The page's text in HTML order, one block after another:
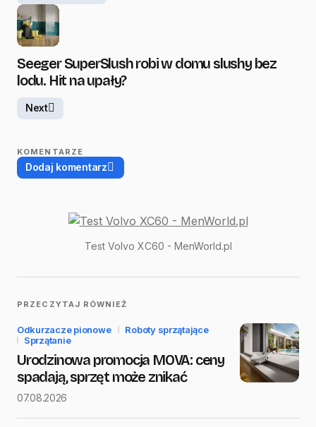
Seeger SuperSlush robi w domu slushy bez
lodu. Hit na upały?
Next
KOMENTARZE
Dodaj komentarz
Wymagane pola są oznaczone*
Message
E-mail*
Test Volvo XC60 - MenWorld.pl
PRZECZYTAJ RÓWNIEŻ
Odkurzacze pionowe
Roboty sprzątające
Sprzątanie
Urodzinowa promocja MOVA: ceny
spadają, sprzęt może znikać
07.08.2026